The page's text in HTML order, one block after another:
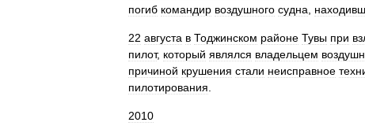
погиб командир воздушного судна
22 августа в Тоджинском районе Тувы при
пилот, который являлся владельцем
причиной крушения стали неисправное
пилотирования
2010